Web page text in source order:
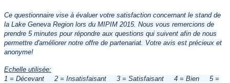
Ce questionnaire vise à évaluer votre satisfaction concernant le stand de
la Lake Geneva Region lors du MIPIM 2015. Nous vous remercions de
prendre 5 minutes pour répondre aux questions qui suivent afin de nous
permettre d'améliorer notre offre de partenariat. Votre avis est précieux et
anonyme!
Echelle utilisée:
1 = Décevant 2 = Insatisfaisant 3 = Satisfaisant 4 = Bien 5 =